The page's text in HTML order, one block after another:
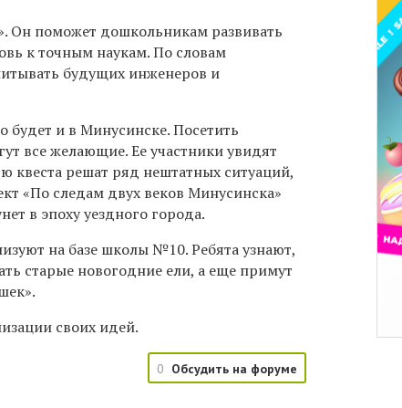
Он поможет дошкольникам развивать
к точным наукам. По словам
будущих инженеров и
будет и в Минусинске. Посетить
все желающие. Ее участники увидят
квеста решат ряд нештатных ситуаций,
«По следам двух веков Минусинска»
в эпоху уездного города.
на базе школы №10. Ребята узнают,
старые новогодние ели, а еще примут
своих идей.
0 Обсудить на форуме